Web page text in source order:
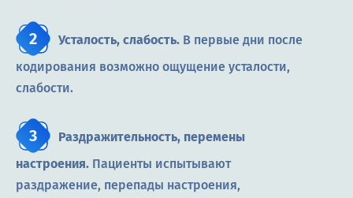
Усталость, слабость. В первые дни после
кодирования возможно ощущение усталости,
слабости.
Раздражительность, перемены
настроения. Пациенты испытывают
раздражение, перепады настроения,